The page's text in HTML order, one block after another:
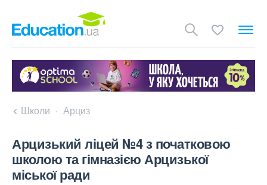
Школи Арциз
Арцизький ліцей №4 з початковою
школою та гімназією Арцизької
міської ради